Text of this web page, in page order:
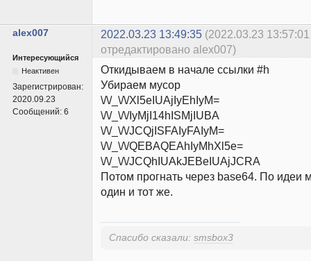
alex007 2022.03.23 13:49:35 (2022.03.23 13:57:01
отредактировано alex007)
Интересующийся
Неактивен
Зарегистрирован:
2020.09.23
Сообщений: 6
Откидываем в начале ссылки #h
Убираем мусор
\/\/_\/\/Xl5eIUAjIyEhIyM=
\/\/_\/\/IyMjI14hISMjIUBA
\/\/_\/\/JCQjISFAIyFAIyM=
\/\/_\/\/QEBAQEAhIyMhXl5e=
\/\/_\/\/JCQhIUAkJEBeIUAjJCRA
Потом прогнать через base64. По идеи
один и тот же.
Спасибо сказали: smsbox3